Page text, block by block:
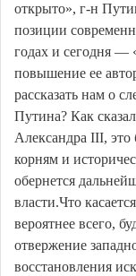
открыто», г-н
позиции
годах и сегодня —
повышение ее
рассказать нам о
Путина? Как
Александра III, это
корням и
обернется
власти.Что
вероятнее всего,
отвержение
восстановления